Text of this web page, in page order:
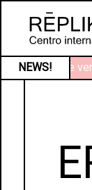
NEWS!
Talleres de